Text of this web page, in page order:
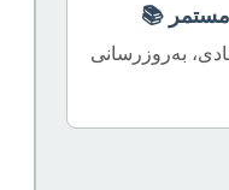
📚
به‌روزرسانی